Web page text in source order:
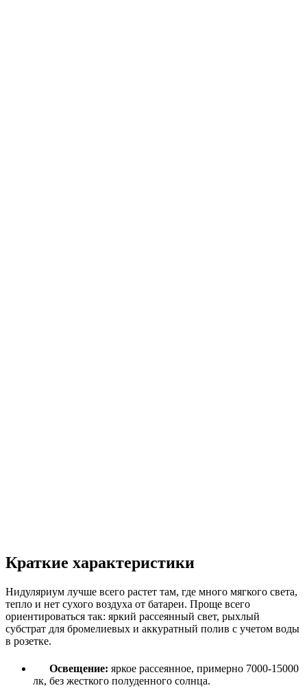
Краткие характеристики
Нидуляриум лучше всего растет там, где много мягкого света,
тепло и нет сухого воздуха от батареи. Проще всего
ориентироваться так: яркий рассеянный свет, рыхлый
субстрат для бромелиевых и аккуратный полив с учетом воды
в розетке.
Освещение: яркое рассеянное, примерно 7000-15000
лк, без жесткого полуденного солнца.